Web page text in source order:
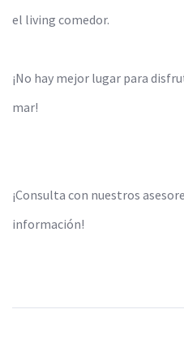
el living comedor.
¡No hay mejor lugar para
mar!
¡Consulta con nuestros
información!